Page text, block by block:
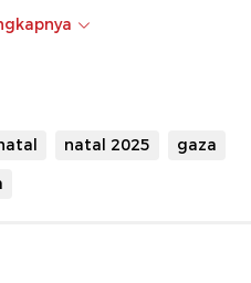
Nya yang rapuh di
yang selama
pengungsi dan orang-
ribuan orang
natal 2025
gaza